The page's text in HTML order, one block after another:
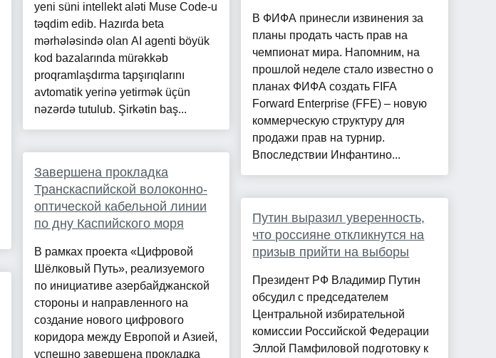
yeni süni intellekt aləti Muse Code-u
təqdim edib. Hazırda beta
mərhələsində olan AI agenti böyük
kod bazalarında mürəkkəb
proqramlaşdırma tapşırıqlarını
avtomatik yerinə yetirmək üçün
nəzərdə tutulub. Şirkətin baş...
Завершена прокладка
Транскаспийской волоконно-
оптической кабельной линии
по дну Каспийского моря
В рамках проекта «Цифровой
Шёлковый Путь», реализуемого
по инициативе азербайджанской
стороны и направленного на
создание нового цифрового
коридора между Европой и Азией,
успешно завершена прокладка
В ФИФА принесли извинения за
планы продать часть прав на
чемпионат мира. Напомним, на
прошлой неделе стало известно о
планах ФИФА создать FIFA
Forward Enterprise (FFE) – новую
коммерческую структуру для
продажи прав на турнир.
Впоследствии Инфантино...
Путин выразил уверенность,
что россияне откликнутся на
призыв прийти на выборы
Президент РФ Владимир Путин
обсудил с председателем
Центральной избирательной
комиссии Российской Федерации
Эллой Памфиловой подготовку к